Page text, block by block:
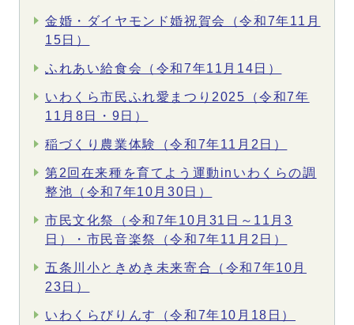
金婚・ダイヤモンド婚祝賀会（令和7年11月
15日）
ふれあい給食会（令和7年11月14日）
いわくら市民ふれ愛まつり2025（令和7年
11月8日・9日）
稲づくり農業体験（令和7年11月2日）
第2回在来種を育てよう運動inいわくらの調
整池（令和7年10月30日）
市民文化祭（令和7年10月31日～11月3
日）・市民音楽祭（令和7年11月2日）
五条川小ときめき未来寄合（令和7年10月
23日）
いわくらびりんす（令和7年10月18日）